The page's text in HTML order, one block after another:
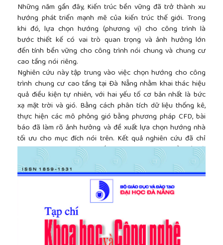
Những năm gần đây, Kiến trúc bền vững đã trở thành xu
hướng phát triển mạnh mẽ của kiến trúc thế giới. Trong
khi đó, lựa chọn hướng (phương vị) cho công trình là
bước thiết kế có vai trò quan trọng và ảnh hưởng lớn
đến tính bền vững cho công trình nói chung và chung cư
cao tầng nói riêng.
Nghiên cứu này tập trung vào việc chọn hướng cho công
trình chung cư cao tầng tại Đà Nẵng nhằm khai thác hiệu
quả điều kiện tự nhiên, với hai yếu tố cơ bản nhất là bức
xạ mặt trời và gió. Bằng cách phân tích dữ liệu thống kê,
thực hiện các mô phỏng gió bằng phương pháp CFD, bài
báo đã làm rõ ảnh hưởng và đề xuất lựa chọn hướng nhà
tối ưu cho mục đích nói trên. Kết quả nghiên cứu đã chỉ
ra những hướng có lợi nhất cho chung cư cao tầng ở Đà
Nẵng theo hướng kiến trúc bền vững.